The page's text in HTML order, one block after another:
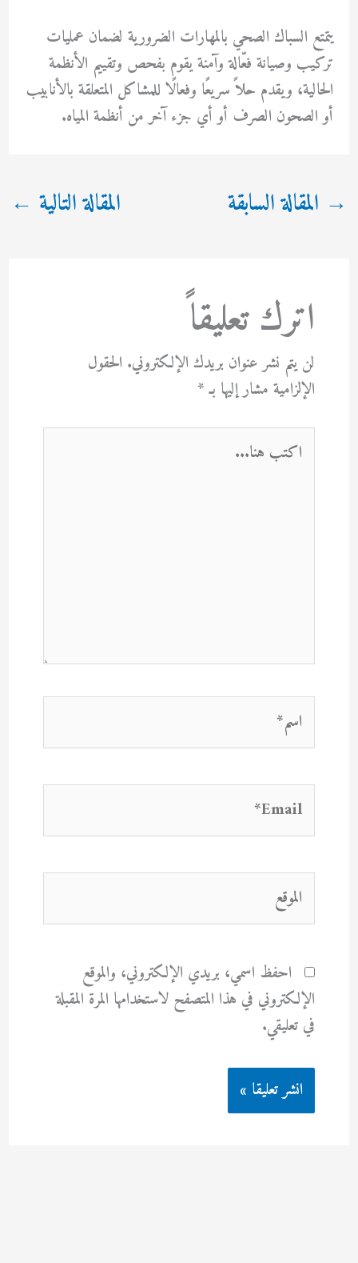
يتمتع السباك الصحي بالمهارات الضرورية لضمان عمليات
تركيب وصيانة فعّالة وآمنة يقوم بفحص وتقييم الأنظمة
الحالية، ويقدم حلاً سريعًا وفعالًا للمشاكل المتعلقة بالأنابيب
أو الصحون الصرف أو أي جزء آخر من أنظمة المياه.
→ المقالة السابقة المقالة التالية ←
اترك تعليقاً
لن يتم نشر عنوان بريدك الإلكتروني. الحقول
الإلزامية مشار إليها بـ*
اكتب
هنا...
اسم*
Email*
الموقع
احفظ اسمي، بريدي الإلكتروني، والموقع
الإلكتروني في هذا المتصفح لاستخدامها المرة المقبلة
في تعليقي.